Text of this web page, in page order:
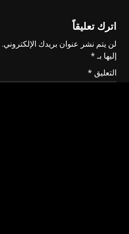
اترك تعليقاً
لن يتم نشر عنوان بريدك الإلكتروني.
إليها بـ*
التعليق *